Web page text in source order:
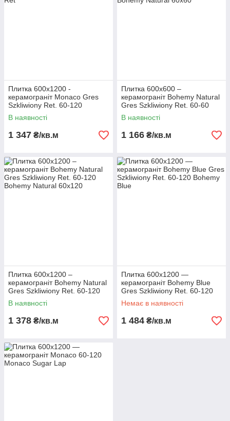
Плитка 600х1200 -
керамограніт Monaco Gres
Szkliwiony Ret. 60-120
В наявності
1 347 ₴/кв.м
Плитка 600х600 –
керамограніт Bohemy Natural
Gres Szkliwiony Ret. 60-60
В наявності
1 166 ₴/кв.м
Плитка 600х1200 –
керамограніт Bohemy Natural
Gres Szkliwiony Ret. 60-120
В наявності
1 378 ₴/кв.м
Плитка 600х1200 —
керамограніт Bohemy Blue
Gres Szkliwiony Ret. 60-120
Немає в наявності
1 484 ₴/кв.м